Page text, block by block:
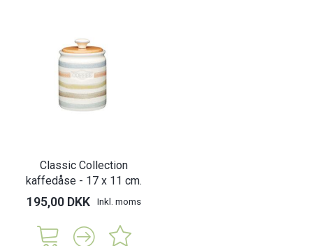
Classic Collection
kaffedåse - 17 x 11 cm.
195,00 DKK Inkl. moms